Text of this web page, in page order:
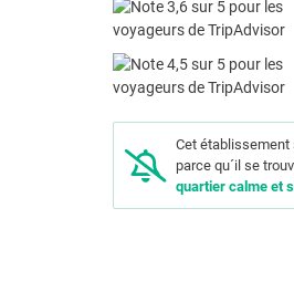
Cet établissement
parce qu´il se
quartier calme et